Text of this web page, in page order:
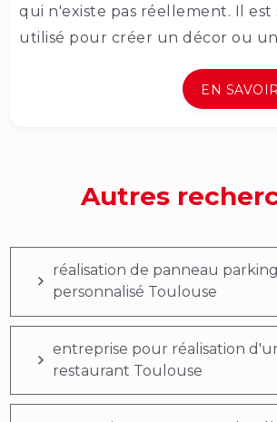
qui n'existe pas réellement. Il est
utilisé pour créer un décor ou
EN
Autres
réalisation de panneau
personnalisé Toulouse
entreprise pour réalisation
restaurant Toulouse